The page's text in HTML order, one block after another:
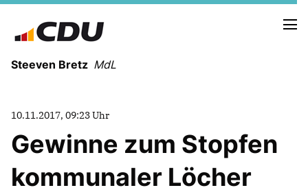
Steeven Bretz MdL
VITA
WAHLKREISBESUCHE
10.11.2017, 09:23 Uhr
Gewinne zum Stopfen
kommunaler Löcher